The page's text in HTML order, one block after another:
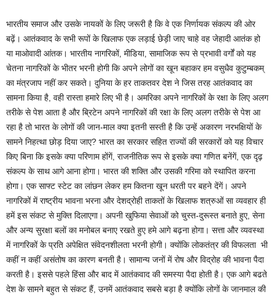
भारतीय समाज और उसके नायकों के लिए जरूरी है कि वे एक निर्णायक संकल्प की ओर
बढ़ें। आतंकवाद के सभी रूपों के खिलाफ एक लड़ाई छेड़ी जाए चाहे वह जेहादी आतंक हो
या माओवादी आंतक। भारतीय नागरिकों, मीडिया, सामाजिक रूप से प्रभावी वर्गों को यह
चेतना नागरिकों के भीतर भरनी होगी कि अपने लोगों का खून बहाकर हम वसुधैव कुटुम्बकम्
का मंत्रजाप नहीं कर सकते। दुनिया के हर ताकतवर देश ने जिस तरह आतंकवाद का
सामना किया है, वही रास्ता हमारे लिए भी है। अमरिका अपने नागरिकों के रक्षा के लिए अलग
तरीके से पेश आता है और ब्रिटेन अपने नागरिकों की रक्षा के लिए अलग तरीके से पेश आ
रहा है तो भारत के लोगों की जान-माल क्या इतनी सस्ती है कि उन्हें अकारण नरभक्षियों के
सामने निहत्था छोड़ दिया जाए? भारत का सरकार सहित राज्यों की सरकारों को यह विचार
किए बिना कि इसके क्या परिणाम होंगें, राजनीतिक रूप से इसके क्या गणित बनेंगें, एक दृढ़
संकल्प के साथ आगे आना होगा। भारत की शक्ति और उसकी गरिमा को स्थापित करना
होगा। एक साफ्ट स्टेट का लांछन लेकर हम कितना खून धरती पर बहने देंगें। अपने
नागरिकों में राष्ट्रीय भावना भरना और देशद्रोही ताकतों के खिलाफ शत्रुओं सा व्यवहार ही
हमें इस संकट से मुक्ति दिलाएगा। अपनी खुफिया सेवाओं को चुस्त-दुरूस्त बनाते हुए, सेना
और अन्य सुरक्षा बलों का मनोबल बनाए रखते हुए हमे आगे बढ़ना होगा। सत्ता और व्यवस्था
में नागरिकों के प्रति अपेक्षित संवेदनशीलता भरनी होगी। क्योंकि लोकतंत्र की विफलता भी
कहीं न कहीं असंतोष का कारण बनती है। सामान्य जनों में रोष और विद्रोह की भावना पैदा
करती है। इससे पहले हिंसा और बाद में आतंकवाद की समस्या पैदा होती है। एक आगे बढते
देश के सामने बहुत से संकट हैं, उनमें आतंकवाद सबसे बड़ा है क्योंकि लोगों के जानमाल की